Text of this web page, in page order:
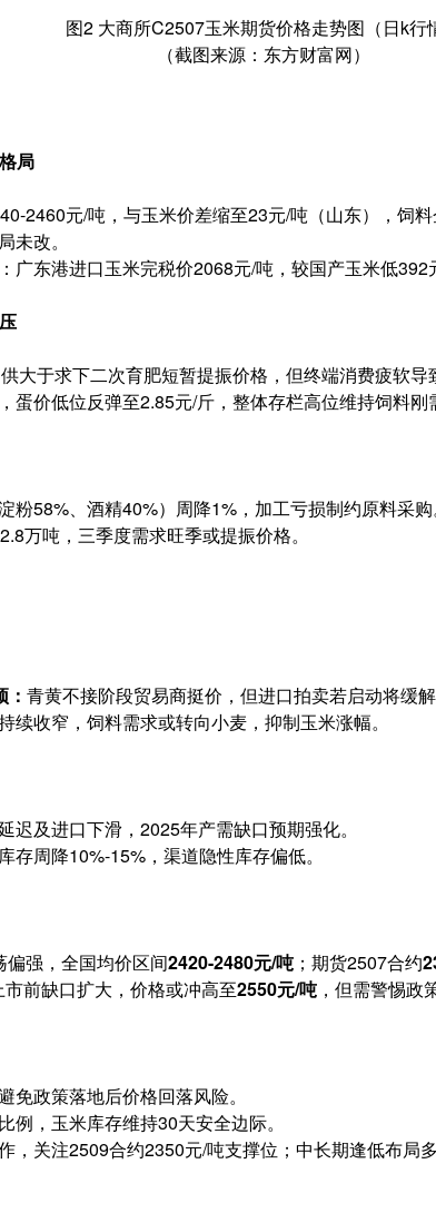
图2 大商所C2507玉米期货价格走势图（日k行
（截图来源：东方财富网）
局
2460元/吨，与玉米价差缩至23元/吨（山东），饲
未改。
广东港进口玉米完税价2068元/吨，较国产玉米低392
大于求下二次育肥短暂提振价格，但终端消费疲软导
蛋价低位反弹至2.85元/斤，整体存栏高位维持饲料刚
粉58%、酒精40%）周降1%，加工亏损制约原料采购
万吨，三季度需求旺季或提振价格。
青黄不接阶段贸易商挺价，但进口拍卖若启动将缓解
续收窄，饲料需求或转向小麦，抑制玉米涨幅。
迟及进口下滑，2025年产需缺口预期强化。
存周降10%-15%，渠道隐性库存偏低。
偏强，全国均价区间2420-2480元/吨；期货2507合约
前缺口扩大，价格或冲高至2550元/吨，但需警惕政
免政策落地后价格回落风险。
例，玉米库存维持30天安全边际。
，关注2509合约2350元/吨支撑位；中长期逢低布局多